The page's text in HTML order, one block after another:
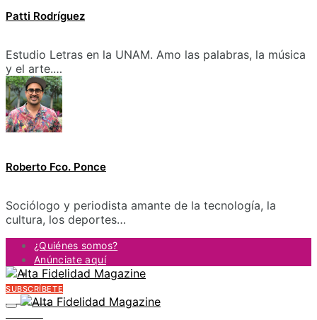
Patti Rodríguez
Estudio Letras en la UNAM. Amo las palabras, la música
y el arte.…
Roberto Fco. Ponce
Sociólogo y periodista amante de la tecnología, la
cultura, los deportes…
¿Quiénes somos?
Anúnciate aquí
Contacto
FACEBOOK
SUBSCRÍBETE